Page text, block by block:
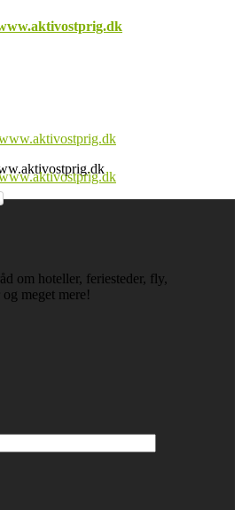
om hoteller, feriesteder, fly,
meget mere!